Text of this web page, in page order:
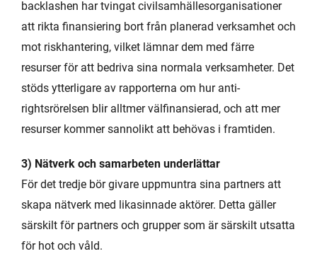
backlashen har tvingat civilsamhällesorganisationer
att rikta finansiering bort från planerad verksamhet och
mot riskhantering, vilket lämnar dem med färre
resurser för att bedriva sina normala verksamheter. Det
stöds ytterligare av rapporterna om hur anti-
rightsrörelsen blir alltmer välfinansierad, och att mer
resurser kommer sannolikt att behövas i framtiden.
3) Nätverk och samarbeten underlättar
För det tredje bör givare uppmuntra sina partners att
skapa nätverk med likasinnade aktörer. Detta gäller
särskilt för partners och grupper som är särskilt utsatta
för hot och våld.